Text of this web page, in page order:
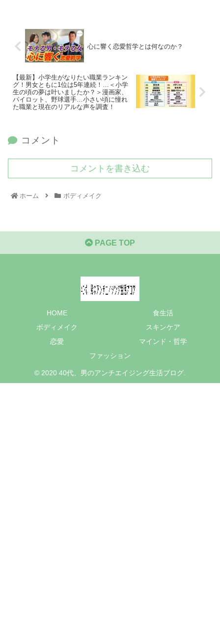
心に響く恋愛哲学とは何なのか？
【最新】小学生がなりたい職業ランキン
グ！男女ともに1位は5年連続！…＜小学
生の頃の夢は叶いましたか？＞漫画家、
パイロット、野球選手…小さい頃に憧れ
た職業と現在のリアルな声を調査！
コメント
コメントを書き込む
ホーム ボディメイク
PAGE TOP
HOME
食生活
ボディメイク
スキンケア
恋愛
マインド・哲学
ファッション
© 2020 40代、男のアンチエイジング生活ブログ.